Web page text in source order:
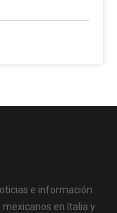
e información
en Italia y